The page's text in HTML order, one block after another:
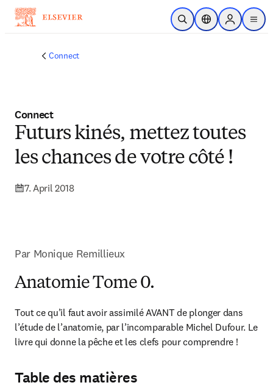
Zum Hauptinhalt wechseln
Suche öffnenStandortauswahl
Sign in to
menu
Connect
Connect
Futurs kinés, mettez toutes
les chances de votre côté !
7. April 2018
Par Monique Remillieux
Anatomie Tome 0.
Tout ce qu’il faut avoir assimilé AVANT de plonger dans
l’étude de l’anatomie, par l’incomparable Michel Dufour. Le
livre qui donne la pêche et les clefs pour comprendre !
Table des matières